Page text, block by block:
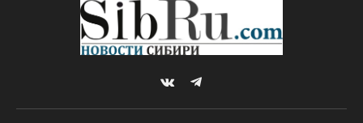
Редакция SibRu.com 29.06.2026 НОВОСТИ
Комментариев нет 1 Min Read